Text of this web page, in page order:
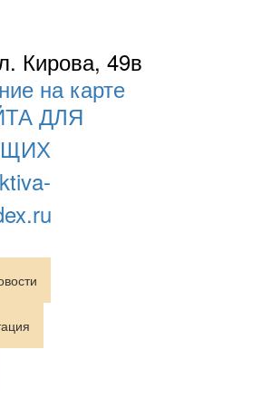
Кирова, 49в
на карте
ДЛЯ